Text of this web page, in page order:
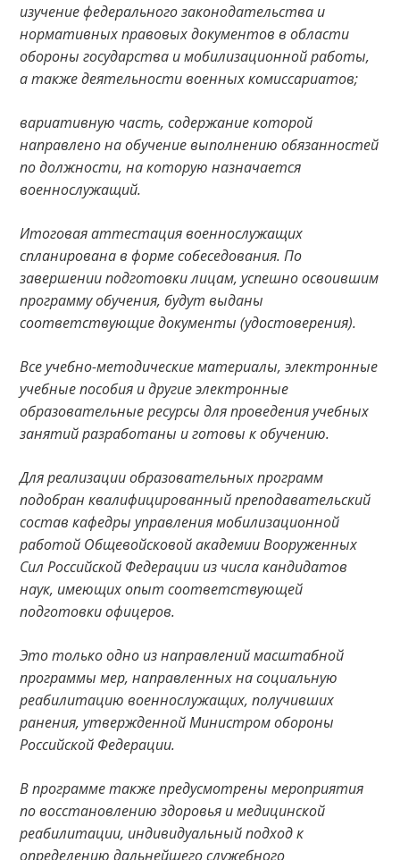
изучение федерального законодательства и
нормативных правовых документов в области
обороны государства и мобилизационной работы,
а также деятельности военных комиссариатов;
вариативную часть, содержание которой
направлено на обучение выполнению обязанностей
по должности, на которую назначается
военнослужащий.
Итоговая аттестация военнослужащих
спланирована в форме собеседования. По
завершении подготовки лицам, успешно освоившим
программу обучения, будут выданы
соответствующие документы (удостоверения).
Все учебно-методические материалы, электронные
учебные пособия и другие электронные
образовательные ресурсы для проведения учебных
занятий разработаны и готовы к обучению.
Для реализации образовательных программ
подобран квалифицированный преподавательский
состав кафедры управления мобилизационной
работой Общевойсковой академии Вооруженных
Сил Российской Федерации из числа кандидатов
наук, имеющих опыт соответствующей
подготовки офицеров.
Это только одно из направлений масштабной
программы мер, направленных на социальную
реабилитацию военнослужащих, получивших
ранения, утвержденной Министром обороны
Российской Федерации.
В программе также предусмотрены мероприятия
по восстановлению здоровья и медицинской
реабилитации, индивидуальный подход к
определению дальнейшего служебного